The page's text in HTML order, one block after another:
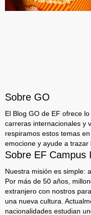
Sobre GO
El Blog GO de EF ofrece
carreras internacionales y
respiramos estos temas
emocione y ayude a trazar
Sobre EF Campus
Nuestra misión es simple:
Por más de 50 años,
extranjero con nostros
una nueva cultura.
nacionalidades estudian